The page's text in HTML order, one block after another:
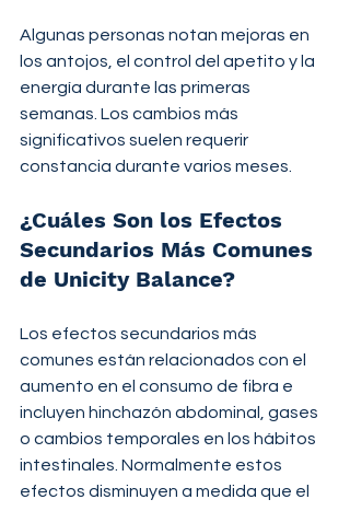
Algunas personas notan mejoras en
los antojos, el control del apetito y la
energía durante las primeras
semanas. Los cambios más
significativos suelen requerir
constancia durante varios meses.
¿Cuáles Son los Efectos
Secundarios Más Comunes
de Unicity Balance?
Los efectos secundarios más
comunes están relacionados con el
aumento en el consumo de fibra e
incluyen hinchazón abdominal, gases
o cambios temporales en los hábitos
intestinales. Normalmente estos
efectos disminuyen a medida que el